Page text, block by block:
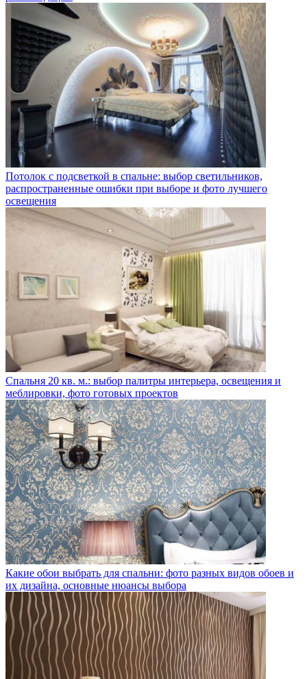
Потолок с подсветкой в спальне: выбор светильников,
распространенные ошибки при выборе и фото лучшего
освещения
Спальня 20 кв. м.: выбор палитры интерьера, освещения и
меблировки, фото готовых проектов
Какие обои выбрать для спальни: фото разных видов обоев и
их дизайна, основные нюансы выбора